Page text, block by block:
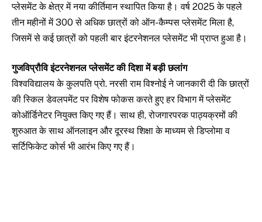
प्लेसमेंट के क्षेत्र में नया कीर्तिमान स्थापित किया है। वर्ष 2025 के पहले
तीन महीनों में 300 से अधिक छात्रों को ऑन-कैम्पस प्लेसमेंट मिला है,
जिसमें से कई छात्रों को पहली बार इंटरनेशनल प्लेसमेंट भी प्राप्त हुआ है।
गुजविप्रौवि इंटरनेशनल प्लेसमेंट की दिशा में बड़ी छलांग
विश्वविद्यालय के कुलपति प्रो. नरसी राम विश्नोई ने जानकारी दी कि छात्रों
की स्किल डेवलपमेंट पर विशेष फोकस करते हुए हर विभाग में प्लेसमेंट
कोऑर्डिनेटर नियुक्त किए गए हैं। साथ ही, रोजगारपरक पाठ्यक्रमों की
शुरुआत के साथ ऑनलाइन और दूरस्थ शिक्षा के माध्यम से डिप्लोमा व
सर्टिफिकेट कोर्स भी आरंभ किए गए हैं।